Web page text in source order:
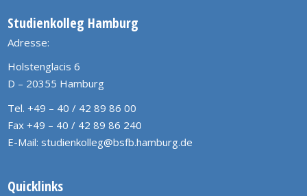
Studienkolleg Hamburg
Adresse:
Holstenglacis 6
D – 20355 Hamburg
Tel. +49 – 40 / 42 89 86 00
Fax +49 – 40 / 42 89 86 240
E-Mail: studienkolleg@bsfb.hamburg.de
Quicklinks